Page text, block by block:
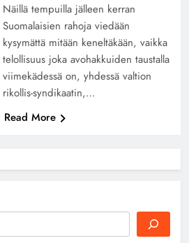
Näillä tempuilla jälleen kerran
Suomalaisien rahoja viedään
kysymättä mitään keneltäkään, vaikka
telollisuus joka avohakkuiden taustalla
viimekädessä on, yhdessä valtion
rikollis-syndikaatin,…
Read More